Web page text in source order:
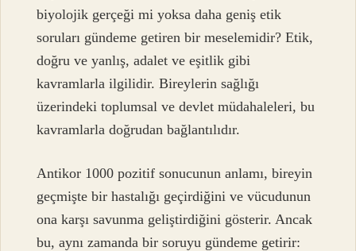
biyolojik gerçeği mi yoksa daha geniş etik
soruları gündeme getiren bir meselemidir? Etik,
doğru ve yanlış, adalet ve eşitlik gibi
kavramlarla ilgilidir. Bireylerin sağlığı
üzerindeki toplumsal ve devlet müdahaleleri, bu
kavramlarla doğrudan bağlantılıdır.
Antikor 1000 pozitif sonucunun anlamı, bireyin
geçmişte bir hastalığı geçirdiğini ve vücudunun
ona karşı savunma geliştirdiğini gösterir. Ancak
bu, aynı zamanda bir soruyu gündeme getirir: